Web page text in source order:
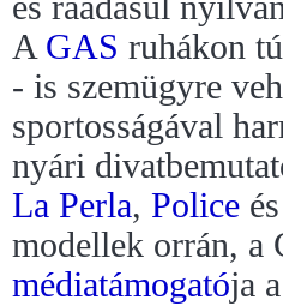
és ráadásul
A GAS ruhákon
- is szemügyre
sportosságával
nyári
La Perla, Police és
modellek orrán, a
médiatámogatója a